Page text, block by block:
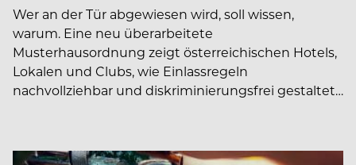
Wer an der Tür abgewiesen wird, soll wissen,
warum. Eine neu überarbeitete
Musterhausordnung zeigt österreichischen Hotels,
Lokalen und Clubs, wie Einlassregeln
nachvollziehbar und diskriminierungsfrei gestaltet…